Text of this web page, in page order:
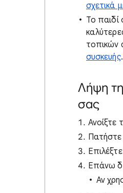
σχετικά
Το παιδί
τοπικών
συσκευής.
Λήψη
σας
Ανοίξτε
Πατήστε
Επάνω
Αν